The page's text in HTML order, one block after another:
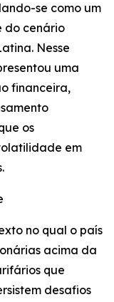
se como um
do cenário
Nesse
uma
financeira,
os
em
no qual o país
acima da
que
desafios